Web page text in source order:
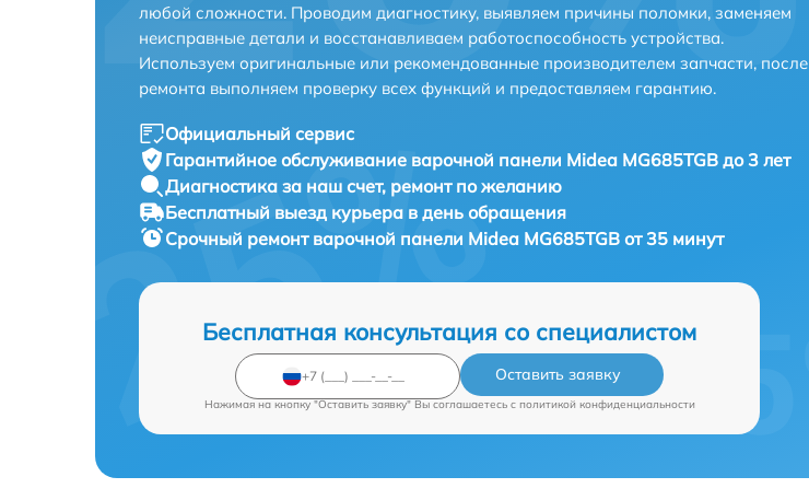
любой сложности. Проводим диагностику, выявляем причины поломки, заменяем
неисправные детали и восстанавливаем работоспособность устройства.
Используем оригинальные или рекомендованные производителем запчасти, после
ремонта выполняем проверку всех функций и предоставляем гарантию.
Официальный сервис
Гарантийное обслуживание варочной панели Midea MG685TGB до 3 лет
Диагностика за наш счет, ремонт по желанию
Бесплатный выезд курьера в день обращения
Срочный ремонт варочной панели Midea MG685TGB от 35 минут
Бесплатная консультация со специалистом
Оставить заявку
Нажимая на кнопку "Оставить заявку" Вы соглашаетесь c политикой конфиденциальности